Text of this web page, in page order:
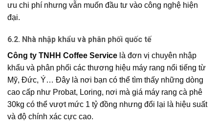
ưu chi phí nhưng vẫn muốn đầu tư vào công nghệ hiện
đại.
6.2. Nhà nhập khẩu và phân phối quốc tế
Công ty TNHH Coffee Service là đơn vị chuyên nhập
khẩu và phân phối các thương hiệu máy rang nổi tiếng từ
Mỹ, Đức, Ý… Đây là nơi bạn có thể tìm thấy những dòng
cao cấp như Probat, Loring, nơi mà giá máy rang cà phê
30kg có thể vượt mức 1 tỷ đồng nhưng đổi lại là hiệu suất
và độ chính xác cực cao.